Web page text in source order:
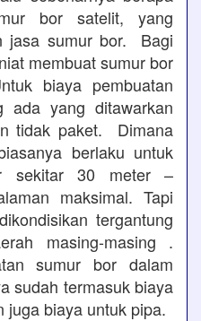
bor satelit, yang
jasa sumur bor. Bagi
membuat sumur bor
biaya pembuatan
ada yang ditawarkan
tidak paket. Dimana
berlaku untuk
sekitar 30 meter –
maksimal. Tapi
tergantung
masing-masing .
sumur bor dalam
sudah termasuk biaya
juga biaya untuk pipa.